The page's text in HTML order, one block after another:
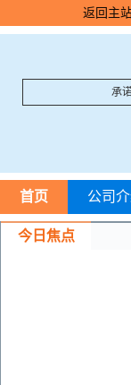
返回主站
承
首页 公司
今日焦点